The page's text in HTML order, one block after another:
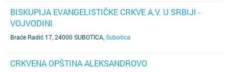
BISKUPIJA EVANGELISTIČKE CRKVE A.V. U SRBIJI -
VOJVODINI
Braće Radić 17, 24000 SUBOTICA Subotica
CRKVENA OPŠTINA ALEKSANDROVO